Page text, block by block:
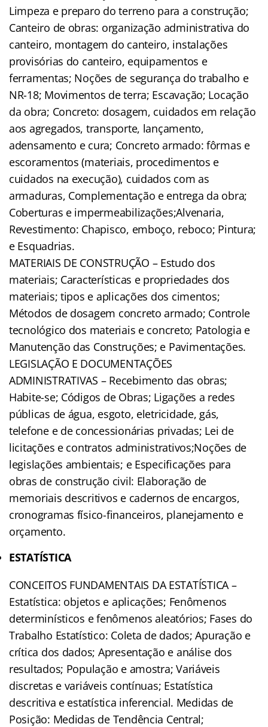
Limpeza e preparo do terreno para a construção;
Canteiro de obras: organização administrativa do
canteiro, montagem do canteiro, instalações
provisórias do canteiro, equipamentos e
ferramentas; Noções de segurança do trabalho e
NR-18; Movimentos de terra; Escavação; Locação
da obra; Concreto: dosagem, cuidados em relação
aos agregados, transporte, lançamento,
adensamento e cura; Concreto armado: fôrmas e
escoramentos (materiais, procedimentos e
cuidados na execução), cuidados com as
armaduras, Complementação e entrega da obra;
Coberturas e impermeabilizações;Alvenaria,
Revestimento: Chapisco, emboço, reboco; Pintura;
e Esquadrias.
MATERIAIS DE CONSTRUÇÃO – Estudo dos
materiais; Características e propriedades dos
materiais; tipos e aplicações dos cimentos;
Métodos de dosagem concreto armado; Controle
tecnológico dos materiais e concreto; Patologia e
Manutenção das Construções; e Pavimentações.
LEGISLAÇÃO E DOCUMENTAÇÕES
ADMINISTRATIVAS – Recebimento das obras;
Habite-se; Códigos de Obras; Ligações a redes
públicas de água, esgoto, eletricidade, gás,
telefone e de concessionárias privadas; Lei de
licitações e contratos administrativos;Noções de
legislações ambientais; e Especificações para
obras de construção civil: Elaboração de
memoriais descritivos e cadernos de encargos,
cronogramas físico-financeiros, planejamento e
orçamento.
ESTATÍSTICA
CONCEITOS FUNDAMENTAIS DA ESTATÍSTICA –
Estatística: objetos e aplicações; Fenômenos
determinísticos e fenômenos aleatórios; Fases do
Trabalho Estatístico: Coleta de dados; Apuração e
crítica dos dados; Apresentação e análise dos
resultados; População e amostra; Variáveis
discretas e variáveis contínuas; Estatística
descritiva e estatística inferencial. Medidas de
Posição: Medidas de Tendência Central;